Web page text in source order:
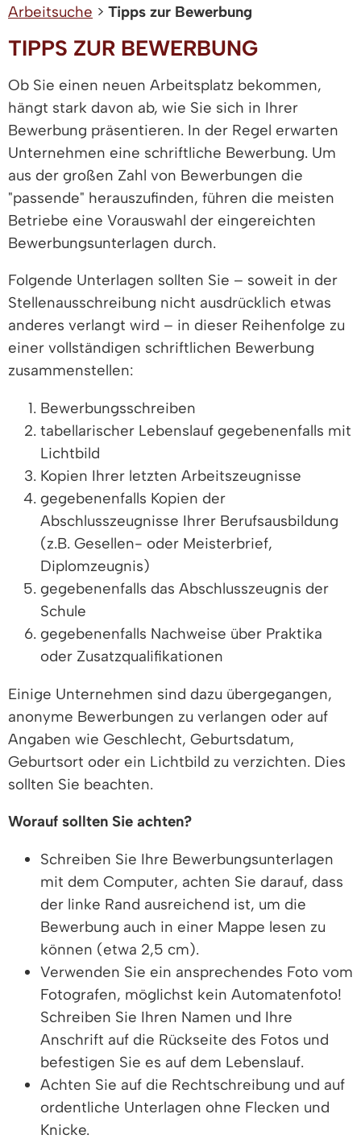
Arbeitsuche > Tipps zur Bewerbung
TIPPS ZUR BEWERBUNG
Ob Sie einen neuen Arbeitsplatz bekommen,
hängt stark davon ab, wie Sie sich in Ihrer
Bewerbung präsentieren. In der Regel erwarten
Unternehmen eine schriftliche Bewerbung. Um
aus der großen Zahl von Bewerbungen die
"passende" herauszufinden, führen die meisten
Betriebe eine Vorauswahl der eingereichten
Bewerbungsunterlagen durch.
Folgende Unterlagen sollten Sie – soweit in der
Stellenausschreibung nicht ausdrücklich etwas
anderes verlangt wird – in dieser Reihenfolge zu
einer vollständigen schriftlichen Bewerbung
zusammenstellen:
Bewerbungsschreiben
tabellarischer Lebenslauf gegebenenfalls mit
Lichtbild
Kopien Ihrer letzten Arbeitszeugnisse
gegebenenfalls Kopien der
Abschlusszeugnisse Ihrer Berufsausbildung
(z.B. Gesellen- oder Meisterbrief,
Diplomzeugnis)
gegebenenfalls das Abschlusszeugnis der
Schule
gegebenenfalls Nachweise über Praktika
oder Zusatzqualifikationen
Einige Unternehmen sind dazu übergegangen,
anonyme Bewerbungen zu verlangen oder auf
Angaben wie Geschlecht, Geburtsdatum,
Geburtsort oder ein Lichtbild zu verzichten. Dies
sollten Sie beachten.
Worauf sollten Sie achten?
Schreiben Sie Ihre Bewerbungsunterlagen
mit dem Computer, achten Sie darauf, dass
der linke Rand ausreichend ist, um die
Bewerbung auch in einer Mappe lesen zu
können (etwa 2,5 cm).
Verwenden Sie ein ansprechendes Foto vom
Fotografen, möglichst kein Automatenfoto!
Schreiben Sie Ihren Namen und Ihre
Anschrift auf die Rückseite des Fotos und
befestigen Sie es auf dem Lebenslauf.
Achten Sie auf die Rechtschreibung und auf
ordentliche Unterlagen ohne Flecken und
Knicke.